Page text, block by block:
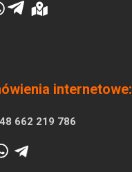
internetowe:
662 219 786